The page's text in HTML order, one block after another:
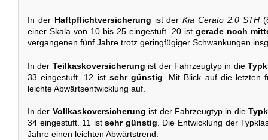
In der Haftpflichtversicherung ist derKia Cerato 2.0 STH
einer Skala von 10 bis 25 eingestuft. 20 ist gerade noch
vergangenen fünf Jahre trotz geringfügiger Schwankungen
In der Teilkaskoversicherung ist der Fahrzeugtyp in die
33 eingestuft. 12 ist sehr günstig . Mit Blick auf die letzten
leichte Abwärtsentwicklung auf.
In der Vollkaskoversicherung ist der Fahrzeugtyp in die
34 eingestuft. 11 istsehr günstig. Die Entwicklung der
Jahre einen leichten Abwärtstrend.